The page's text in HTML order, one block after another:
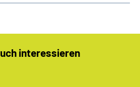
interessieren